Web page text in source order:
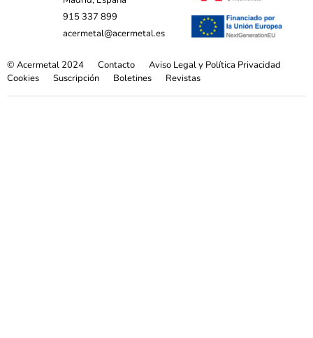
915 337 899
acermetal@acermetal.es
© Acermetal 2024 Contacto
Aviso Legal y Política Privacidad
Cookies
Suscripción Boletines Revistas